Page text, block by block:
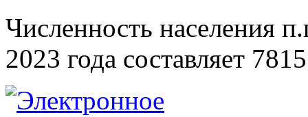
Численность населения
2023 года составляет